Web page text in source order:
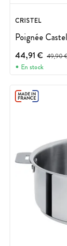
CRISTEL
Poignée
44,91 € Prix
49,90
En stock